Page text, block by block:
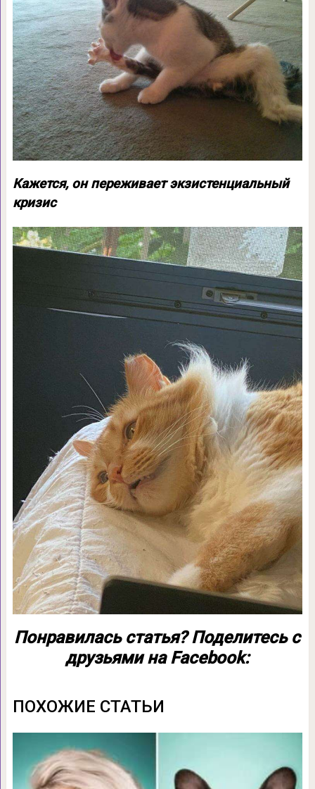
Кажется, он переживает экзистенциальный
кризис
Понравилась статья? Поделитесь с
друзьями на Facebook:
ПОХОЖИЕ СТАТЬИ